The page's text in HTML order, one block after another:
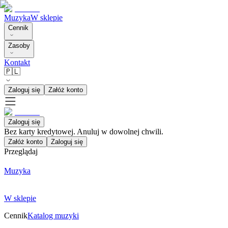
MuzykaW sklepie
Cennik
Zasoby
Kontakt
🇵🇱
Zaloguj się Załóż konto
Zaloguj się
Bez karty kredytowej. Anuluj w dowolnej chwili.
Załóż konto Zaloguj się
Przeglądaj
Muzyka
W sklepie
CennikKatalog muzyki